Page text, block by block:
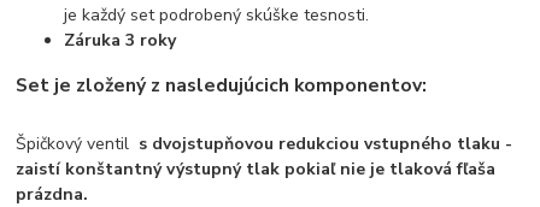
je každý set podrobený skúške tesnosti.
Záruka 3 roky
Set je zložený z nasledujúcich komponentov:
Špičkový ventil s dvojstupňovou redukciou vstupného tlaku -
zaistí konštantný výstupný tlak pokiaľ nie je tlaková fľaša
prázdna.